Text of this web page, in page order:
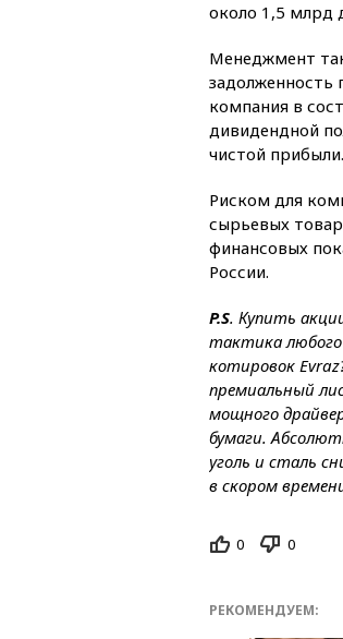
около 1,5 млрд
Менеджмент
задолженность
компания в
дивидендной
чистой
Риском для
сырьевых
финансовых
России.
P.S. Купить
тактика
котировок
премиальный
мощного
бумаги.
уголь и сталь
в скором
0 0
РЕКОМЕНДУЕМ: